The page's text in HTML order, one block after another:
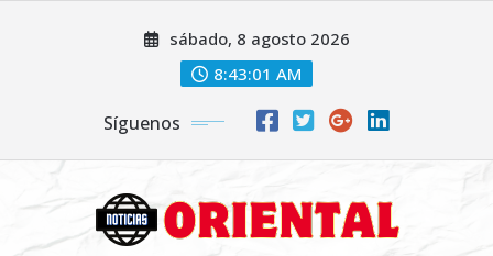
sábado, 8 agosto 2026
8:43:02 AM
Síguenos